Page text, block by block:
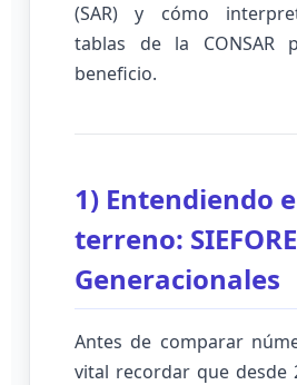
(SAR) y cómo
tablas de la CONSAR
beneficio.
1) Entendiendo
terreno:
Generacionales
Antes de comparar
vital recordar que desde